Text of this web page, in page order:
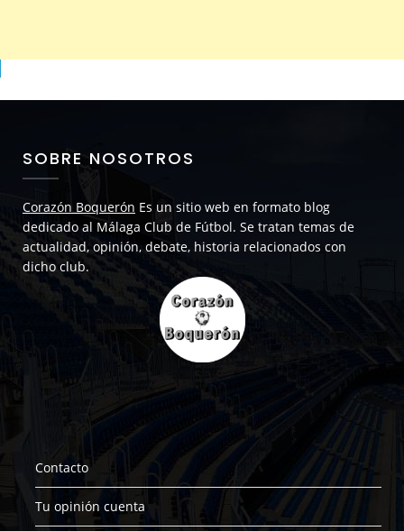
SOBRE NOSOTROS
Corazón Boquerón Es un sitio web en formato blog
dedicado al Málaga Club de Fútbol. Se tratan temas de
actualidad, opinión, debate, historia relacionados con
dicho club.
Contacto
Tu opinión cuenta